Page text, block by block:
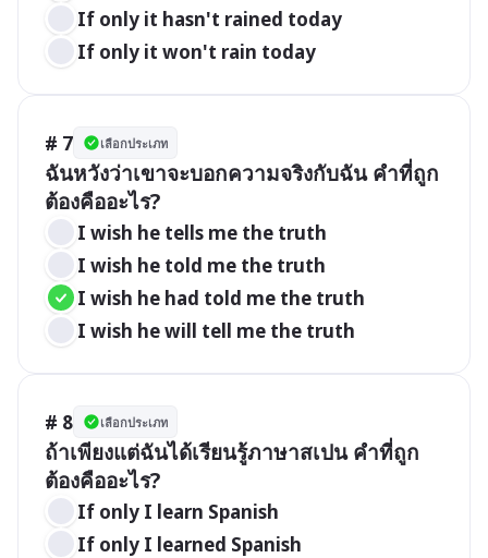
If only it hasn't rained today
If only it won't rain today
# 7 เลือกประเภท
ฉันหวังว่าเขาจะบอกความจริงกับฉัน คำที่ถูก
ต้องคืออะไร?
I wish he tells me the truth
I wish he told me the truth
I wish he had told me the truth
I wish he will tell me the truth
# 8 เลือกประเภท
ถ้าเพียงแต่ฉันได้เรียนรู้ภาษาสเปน คำที่ถูก
ต้องคืออะไร?
If only I learn Spanish
If only I learned Spanish